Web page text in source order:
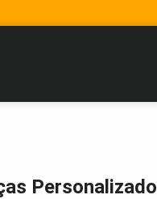
Personalizado